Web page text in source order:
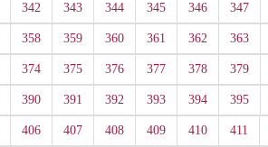
342 343 344 345 346 347
358 359 360 361 362 363
374 375 376 377 378 379
390 391 392 393 394 395
406 407 408 409 410 411